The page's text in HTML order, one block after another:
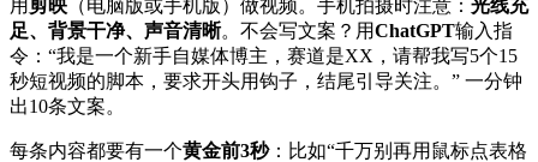
用剪映 （电脑版或手机版）做视频。手机拍摄时注意： 光线充
足、背景干净、声音清晰。不会写文案？用ChatGPT输入指
令：“我是一个新手自媒体博主，赛道是XX，请帮我写5个15
秒短视频的脚本，要求开头用钩子，结尾引导关注。” 一分钟
出10条文案。
每条内容都要有一个黄金前3秒：比如“千万别再用鼠标点表格